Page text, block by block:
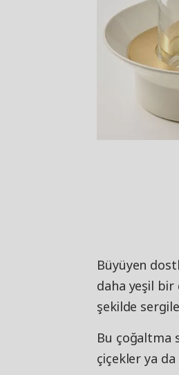
Büyüyen
daha yeşil bir
şekilde
Bu çoğaltma
çiçekler ya